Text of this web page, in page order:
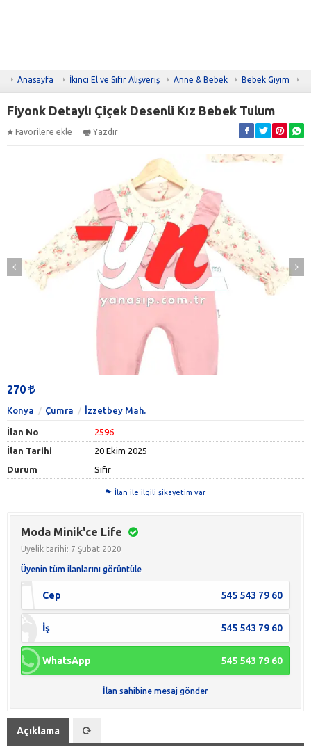
Anasayfa İkinci El ve Sıfır Alışveriş Anne & Bebek Bebek Giyim
Fiyonk Detaylı Çiçek Desenli Kız Bebek Tulum
Favorilere ekle Yazdır
270
Konya Çumra İzzetbey Mah.
İlan No
2596
İlan Tarihi
20 Ekim 2025
Durum
Sıfır
İlan ile ilgili şikayetim var
Moda Minik'ce Life
Üyelik tarihi: 7 Şubat 2020
Üyenin tüm ilanlarını görüntüle
Cep 545 543 79 60
İş 545 543 79 60
WhatsApp 545 543 79 60
İlan sahibine mesaj gönder
Açıklama